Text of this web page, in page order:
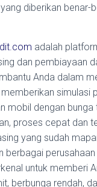
diberikan benar-
adalah
dan pembiayaan
Anda dalam
simulasi
mobil dengan bunga
proses cepat dan
yang sudah
berbagai
untuk memberi
berbunga rendah,